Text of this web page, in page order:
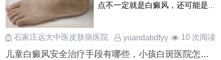
点不一定就是白癜风，还可能是
石家庄远大中医皮肤病医院 yuandabdfyy 10 次阅读
儿童白癜风安全治疗手段有哪些，小孩白斑医院怎么